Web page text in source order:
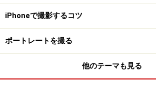
フラッシュを使った写真の大きな特徴
を一瞬に留めるということ。これを効
の動きを止めた写真を撮ることができま
iPhoneで撮影するコツ
ポートレートを撮る
他のテーマも見る